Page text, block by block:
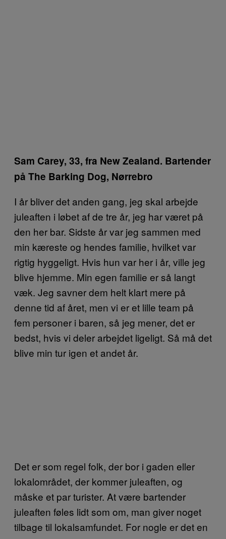
Sam Carey, 33, fra New Zealand. Bartender
på The Barking Dog, Nørrebro
I år bliver det anden gang, jeg skal arbejde
juleaften i løbet af de tre år, jeg har været på
den her bar. Sidste år var jeg sammen med
min kæreste og hendes familie, hvilket var
rigtig hyggeligt. Hvis hun var her i år, ville jeg
blive hjemme. Min egen familie er så langt
væk. Jeg savner dem helt klart mere på
denne tid af året, men vi er et lille team på
fem personer i baren, så jeg mener, det er
bedst, hvis vi deler arbejdet ligeligt. Så må det
blive min tur igen et andet år.
Det er som regel folk, der bor i gaden eller
lokalområdet, der kommer juleaften, og
måske et par turister. At være bartender
juleaften føles lidt som om, man giver noget
tilbage til lokalsamfundet. For nogle er det en